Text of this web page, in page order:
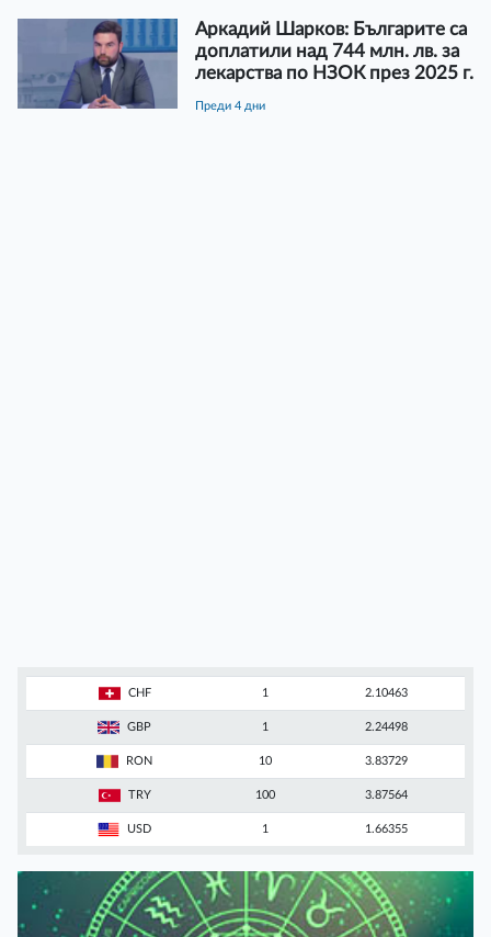
Аркадий Шарков: Българите са
доплатили над 744 млн. лв. за
лекарства по НЗОК през 2025 г.
преди 4 дни
CHF 1 2.10463
GBP 1 2.24498
RON 10 3.83729
TRY 100 3.87564
USD 1 1.66355